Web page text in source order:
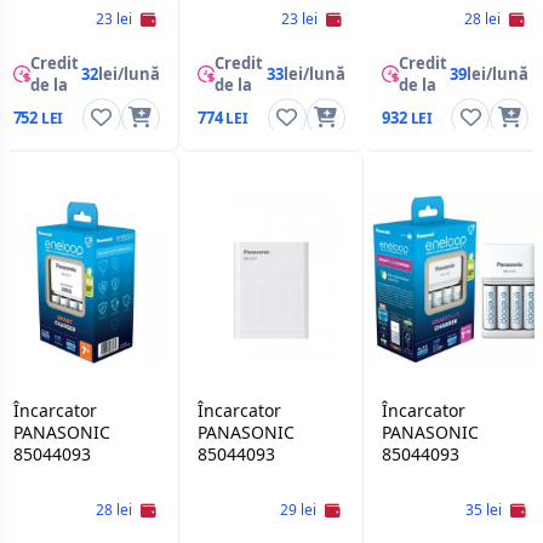
23 lei
Credit
de la
32lei/lună
752
23 lei
Credit
de la
33lei/lună
774
28 lei
Credit
de la
39lei/lună
932
Încarcator
PANASONIC
85044093
28 lei
Încarcator
PANASONIC
85044093
29 lei
Încarcator
PANASONIC
85044093
35 lei